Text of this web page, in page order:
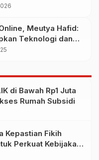
Indonesia
Meutya Hafid:
Teknologi dan
di Bawah Rp1 Juta
Rumah Subsidi
Kepastian Fikih
Perkuat Kebijakan